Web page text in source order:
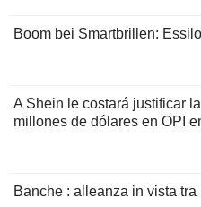
Boom bei Smartbrillen:
A Shein le costará justificar
millones de dólares en OPI
Banche : alleanza in vista